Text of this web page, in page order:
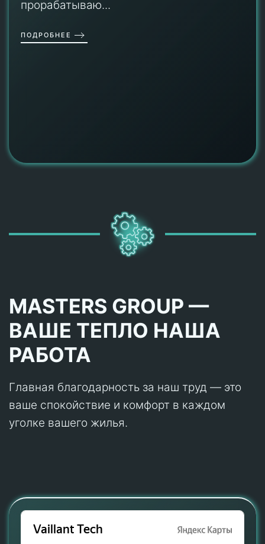
прорабатываю...
ПОДРОБНЕЕ
MASTERS GROUP —
ВАШЕ ТЕПЛО НАША
РАБОТА
Главная благодарность за наш труд — это
ваше спокойствие и комфорт в каждом
уголке вашего жилья.